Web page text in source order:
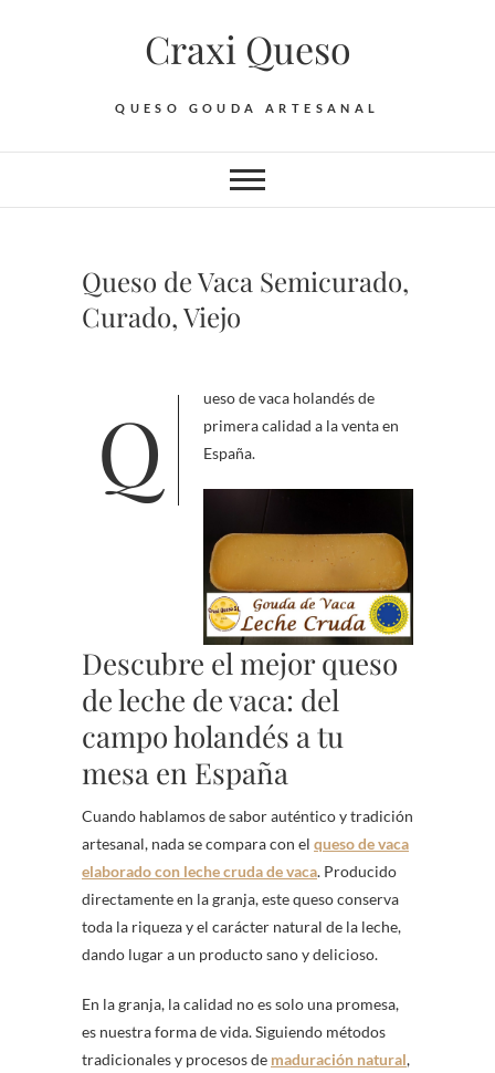
Craxi Queso
QUESO GOUDA ARTESANAL
Queso de Vaca Semicurado,
Curado, Viejo
Queso de vaca holandés de
primera calidad a la venta en
España.
Descubre el mejor queso
de leche de vaca: del
campo holandés a tu
mesa en España
Cuando hablamos de sabor auténtico y tradición
artesanal, nada se compara con el queso de vaca
elaborado con leche cruda de vaca. Producido
directamente en la granja, este queso conserva
toda la riqueza y el carácter natural de la leche,
dando lugar a un producto sano y delicioso.
En la granja, la calidad no es solo una promesa,
es nuestra forma de vida. Siguiendo métodos
tradicionales y procesos de maduración natural,